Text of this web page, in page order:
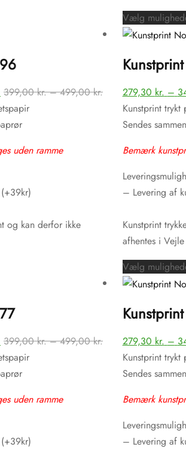
Vælg
Prisinterval:
279,30 kr.
til
399,00kr. – 499,00kr.Prisinterval:
399,00 kr.
uden ramme
og kan derfor ikke
279,30 kr. –
Kunstprint trykt
Sendes
Bemærk
– Levering af
Kunstprint
afhentes i Vejle
Vælg
Prisinterval:
279,30 kr.
til
399,00kr. – 499,00kr.Prisinterval:
399,00 kr.
uden ramme
279,30 kr. –
Kunstprint trykt
Sendes
Bemærk
– Levering af